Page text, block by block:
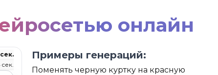
онлайн
Примеры генераций:
Поменять черную куртку на красную